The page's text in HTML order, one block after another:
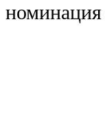
номинация